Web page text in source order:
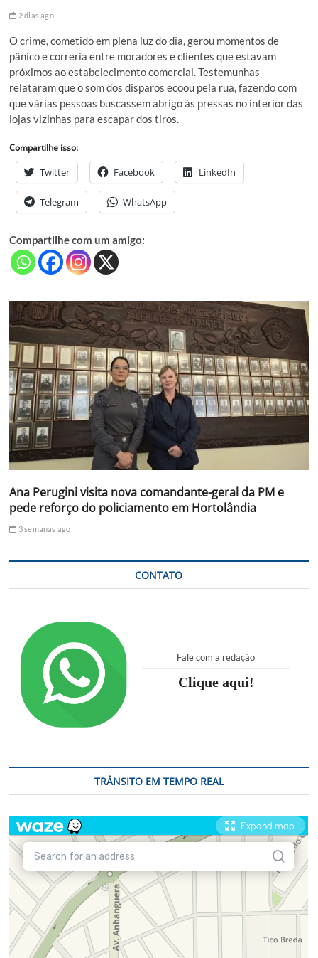
2 dias ago
O crime, cometido em plena luz do dia, gerou momentos de
pânico e correria entre moradores e clientes que estavam
próximos ao estabelecimento comercial. Testemunhas
relataram que o som dos disparos ecoou pela rua, fazendo com
que várias pessoas buscassem abrigo às pressas no interior das
lojas vizinhas para escapar dos tiros.
Compartilhe isso:
Twitter Facebook LinkedIn
Telegram WhatsApp
Compartilhe com um amigo:
Ana Perugini visita nova comandante-geral da PM e
pede reforço do policiamento em Hortolândia
3 semanas ago
CONTATO
Fale com a redação
Clique aqui!
TRÂNSITO EM TEMPO REAL